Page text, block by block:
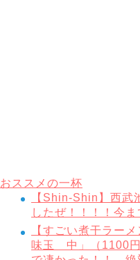
おススメの一杯
【Shin-Shin】西武
したぜ！！！！今
【すごい煮干ラー
味玉 中」（1100円